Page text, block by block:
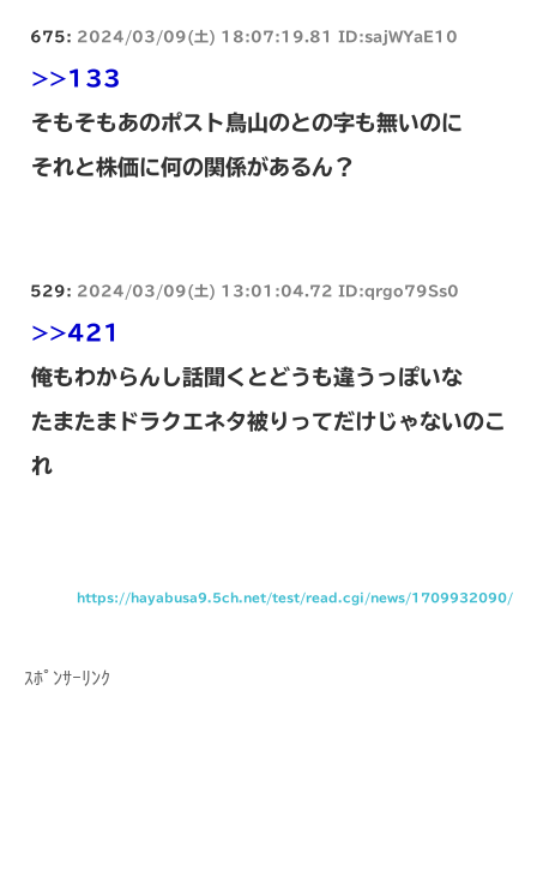
675: 2024/03/09(土) 18:07:19.81 ID:sajWYaE10
>>133
そもそもあのポスト鳥山のとの字も無いのに
それと株価に何の関係があるん？
529: 2024/03/09(土) 13:01:04.72 ID:qrgo79Ss0
>>421
俺もわからんし話聞くとどうも違うっぽいな
たまたまドラクエネタ被りってだけじゃないのこ
れ
https://hayabusa9.5ch.net/test/read.cgi/news/1709932090/
ｽﾎﾟﾝｻｰﾘﾝｸ